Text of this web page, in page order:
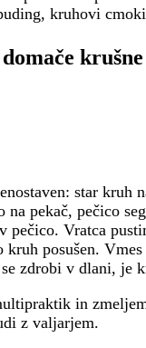
kruhovi
domače
star kruh
na pekač, pečico
pečico. Vratca
kruh posušen.
zdrobi v dlani, je
in
z valjarjem.